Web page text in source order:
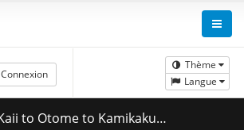
Thème
Langue
Connexion
- 05 [BD 1080p x265 OPUS][Anipakku].mkv.001 ( 318.33 MB )